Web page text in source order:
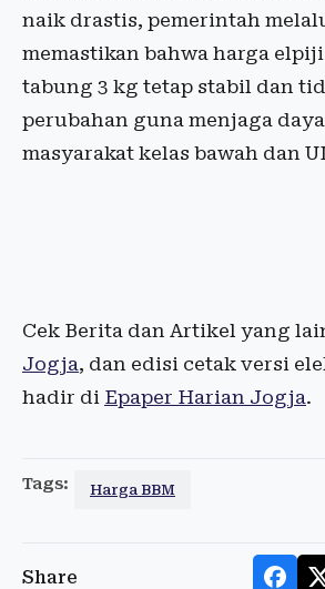
naik drastis, pemerintah
memastikan bahwa harga
tabung 3 kg tetap stabil dan
perubahan guna menjaga
masyarakat kelas bawah dan
Cek Berita dan Artikel yang
Jogja, dan edisi cetak versi
hadir di Epaper Harian Jogja.
Tags: Harga BBM
Share